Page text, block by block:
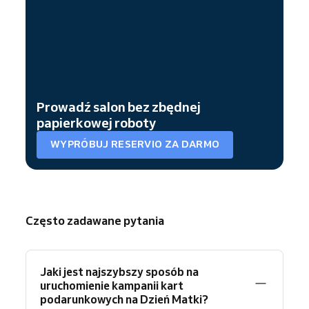
Prowadź salon bez zbędnej
papierkowej roboty
WYPRÓBUJ RESERVIO ZA DARMO
Często zadawane pytania
Jaki jest najszybszy sposób na
uruchomienie kampanii kart
podarunkowych na Dzień Matki?